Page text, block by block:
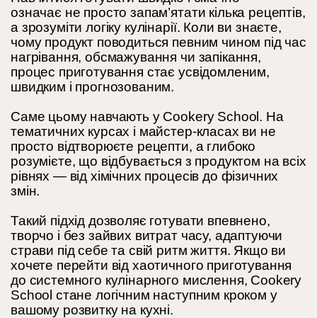
означає не просто запам’ятати кілька рецептів,
а зрозуміти логіку кулінарії. Коли ви знаєте,
чому продукт поводиться певним чином під час
нагрівання, обсмажування чи запікання,
процес приготування стає усвідомленим,
швидким і прогнозованим.
Саме цьому навчають у Cookery School. На
тематичних курсах і майстер-класах ви не
просто відтворюєте рецепти, а глибоко
розумієте, що відбувається з продуктом на всіх
рівнях — від хімічних процесів до фізичних
змін.
Такий підхід дозволяє готувати впевнено,
творчо і без зайвих витрат часу, адаптуючи
страви під себе та свій ритм життя. Якщо ви
хочете перейти від хаотичного приготування
до системного кулінарного мислення, Cookery
School стане логічним наступним кроком у
вашому розвитку на кухні.